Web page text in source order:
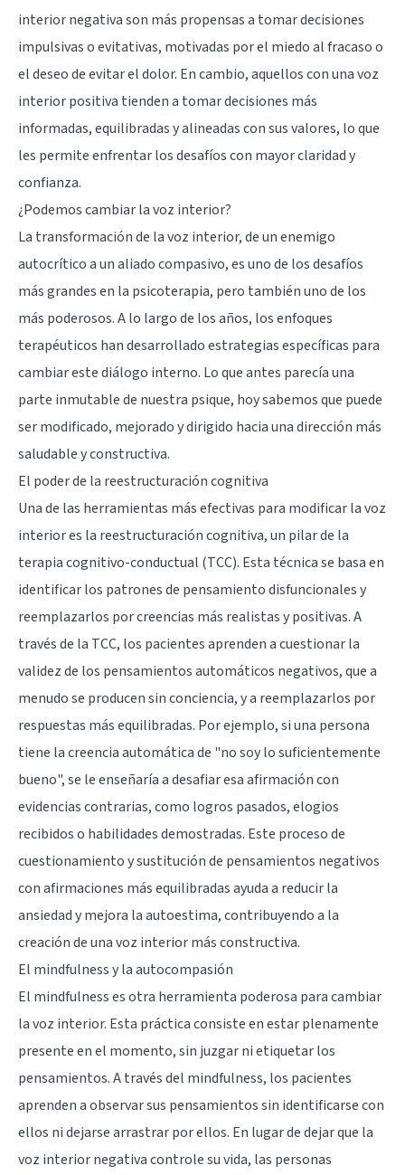
interior negativa son más propensas a tomar decisiones
impulsivas o evitativas, motivadas por el miedo al fracaso o
el deseo de evitar el dolor. En cambio, aquellos con una voz
interior positiva tienden a tomar decisiones más
informadas, equilibradas y alineadas con sus valores, lo que
les permite enfrentar los desafíos con mayor claridad y
confianza.
¿Podemos cambiar la voz interior?
La transformación de la voz interior, de un enemigo
autocrítico a un aliado compasivo, es uno de los desafíos
más grandes en la psicoterapia, pero también uno de los
más poderosos. A lo largo de los años, los enfoques
terapéuticos han desarrollado estrategias específicas para
cambiar este diálogo interno. Lo que antes parecía una
parte inmutable de nuestra psique, hoy sabemos que puede
ser modificado, mejorado y dirigido hacia una dirección más
saludable y constructiva.
El poder de la reestructuración cognitiva
Una de las herramientas más efectivas para modificar la voz
interior es la reestructuración cognitiva, un pilar de la
terapia cognitivo-conductual (TCC). Esta técnica se basa en
identificar los patrones de pensamiento disfuncionales y
reemplazarlos por creencias más realistas y positivas. A
través de la TCC, los pacientes aprenden a cuestionar la
validez de los pensamientos automáticos negativos, que a
menudo se producen sin conciencia, y a reemplazarlos por
respuestas más equilibradas. Por ejemplo, si una persona
tiene la creencia automática de "no soy lo suficientemente
bueno", se le enseñaría a desafiar esa afirmación con
evidencias contrarias, como logros pasados, elogios
recibidos o habilidades demostradas. Este proceso de
cuestionamiento y sustitución de pensamientos negativos
con afirmaciones más equilibradas ayuda a reducir la
ansiedad y mejora la autoestima, contribuyendo a la
creación de una voz interior más constructiva.
El mindfulness y la autocompasión
El mindfulness es otra herramienta poderosa para cambiar
la voz interior. Esta práctica consiste en estar plenamente
presente en el momento, sin juzgar ni etiquetar los
pensamientos. A través del mindfulness, los pacientes
aprenden a observar sus pensamientos sin identificarse con
ellos ni dejarse arrastrar por ellos. En lugar de dejar que la
voz interior negativa controle su vida, las personas